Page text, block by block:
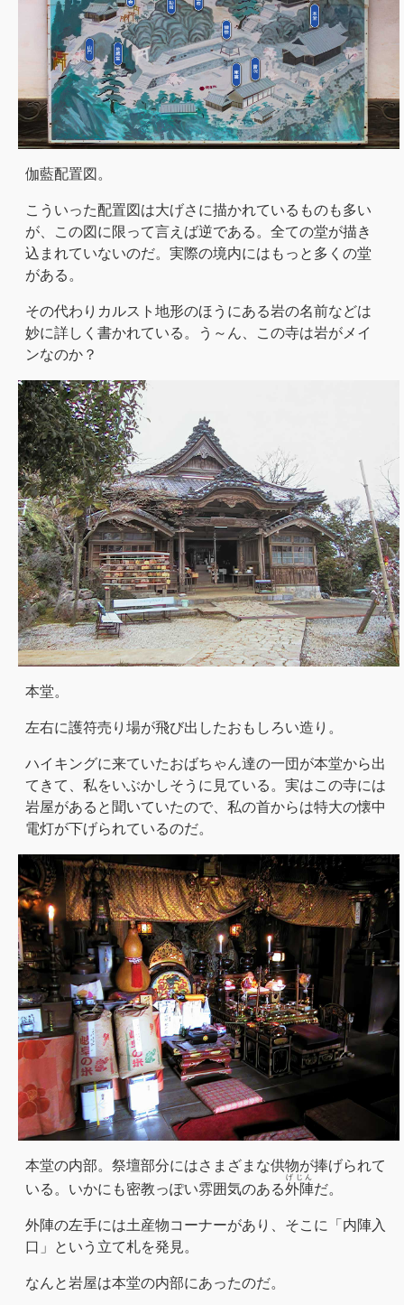
伽藍配置図。
こういった配置図は大げさに描かれているものも多い
が、この図に限って言えば逆である。全ての堂が描き
込まれていないのだ。実際の境内にはもっと多くの堂
がある。
その代わりカルスト地形のほうにある岩の名前などは
妙に詳しく書かれている。う～ん、この寺は岩がメイ
ンなのか？
本堂。
左右に護符売り場が飛び出したおもしろい造り。
ハイキングに来ていたおばちゃん達の一団が本堂から出
てきて、私をいぶかしそうに見ている。実はこの寺には
岩屋があると聞いていたので、私の首からは特大の懐中
電灯が下げられているのだ。
本堂の内部。祭壇部分にはさまざまな供物が捧げられて
いる。いかにも密教っぽい雰囲気のある外陣
げじん
だ。
外陣の左手には土産物コーナーがあり、そこに「内陣入
口」という立て札を発見。
なんと岩屋は本堂の内部にあったのだ。